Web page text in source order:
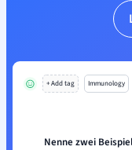
+ Add tag Immunology
Nenne zwei